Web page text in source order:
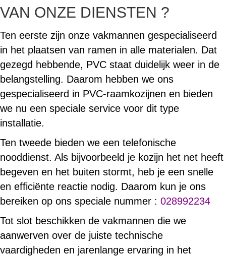
VAN ONZE DIENSTEN ?
Ten eerste zijn onze vakmannen gespecialiseerd
in het plaatsen van ramen in alle materialen. Dat
gezegd hebbende, PVC staat duidelijk weer in de
belangstelling. Daarom hebben we ons
gespecialiseerd in PVC-raamkozijnen en bieden
we nu een speciale service voor dit type
installatie.
Ten tweede bieden we een telefonische
nooddienst. Als bijvoorbeeld je kozijn het net heeft
begeven en het buiten stormt, heb je een snelle
en efficiënte reactie nodig. Daarom kun je ons
bereiken op ons speciale nummer : 028992234
Tot slot beschikken de vakmannen die we
aanwerven over de juiste technische
vaardigheden en jarenlange ervaring in het